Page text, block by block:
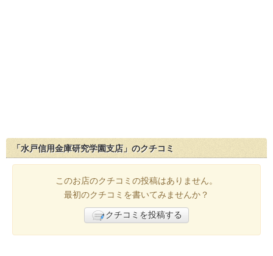
「水戸信用金庫研究学園支店」のクチコミ
このお店のクチコミの投稿はありません。
最初のクチコミを書いてみませんか？
クチコミを投稿する